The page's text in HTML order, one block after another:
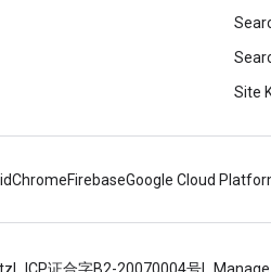
Site
ChromeFirebaseGoogle Cloud